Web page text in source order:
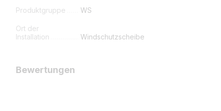
Produktgruppe WS
Ort der
Installation
Windschutzscheibe
Bewertungen